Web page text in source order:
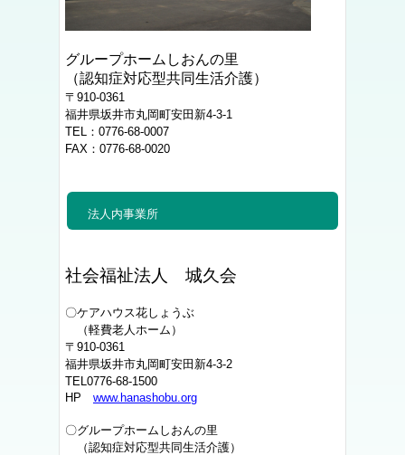
グループホームしおんの里
（認知症対応型共同生活介護）
〒910-0361
福井県坂井市丸岡町安田新4-3-1
TEL：0776-68-0007
FAX：0776-68-0020
法人内事業所
社会福祉法人 城久会
〇ケアハウス花しょうぶ
（軽費老人ホーム）
〒910-0361
福井県坂井市丸岡町安田新4-3-2
TEL0776-68-1500
HP www.hanashobu.org
〇グループホームしおんの里
（認知症対応型共同生活介護）